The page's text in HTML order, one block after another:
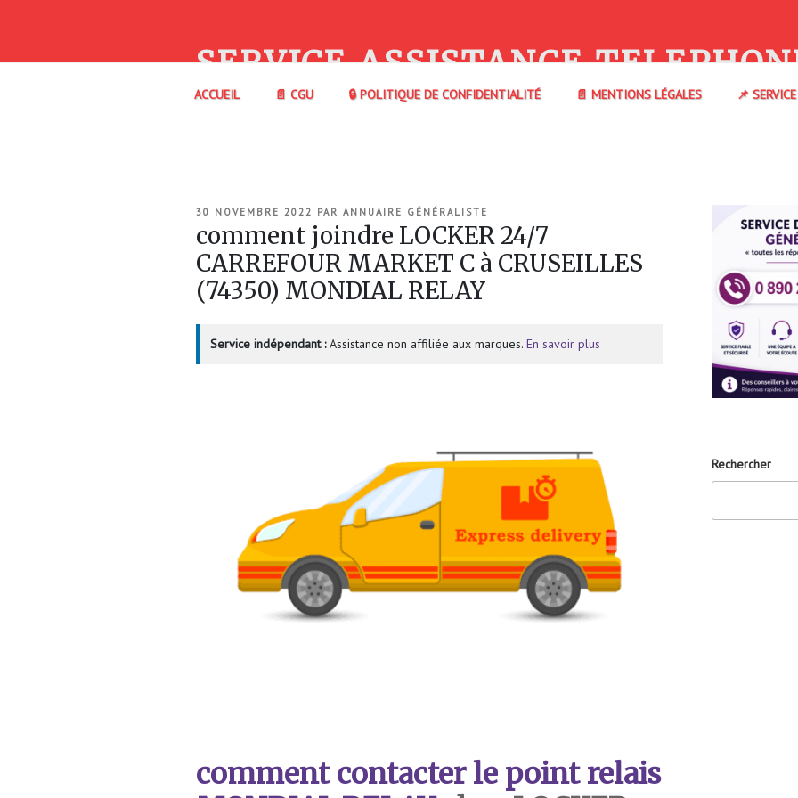
SERVICE ASSISTANCE
ACCUEIL 📄 CGU 🔒 POLITIQUE DE CONFIDENTIALITÉ 📄 MENTIONS LÉGALES 📌
PUBLIÉ
30 NOVEMBRE 2022 PAR ANNUAIRE GÉNÉRALISTE
comment joindre LOCKER 24/7
CARREFOUR MARKET C à CRUSEILLES
(74350) MONDIAL RELAY
Service indépendant :Assistance non affiliée aux marques. En savoir plus
comment contacter le point relais
Rechercher